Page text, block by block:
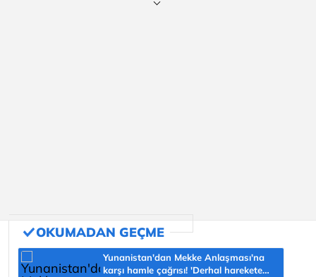
Yunanistan'dan Mekke Anlaşması'na
karşı hamle çağrısı! 'Derhal harekete